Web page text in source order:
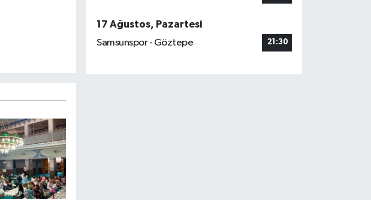
17 Ağustos, Pazartesi
Samsunspor - Göztepe
21:30